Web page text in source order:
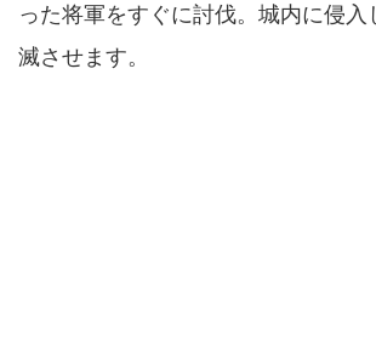
った将軍をすぐに討伐。城内に侵入
滅させます。